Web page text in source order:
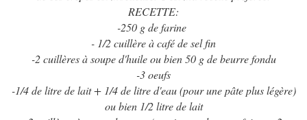
RECETTE:
-250 g de farine
- 1/2 cuillère à café de sel fin
-2 cuillères à soupe d'huile ou bien 50 g de beurre fondu
-3 oeufs
-1/4 de litre de lait + 1/4 de litre d'eau (pour une pâte plus légère)
ou bien 1/2 litre de lait